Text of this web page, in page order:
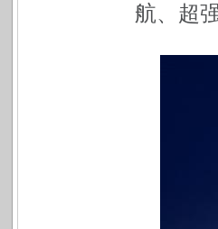
航、超